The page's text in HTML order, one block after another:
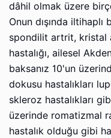
dâhil olmak üzere
Onun dışında
spondilit artrit, kristal
hastalığı, ailesel
baksanız 10'un
dokusu hastalıkları
skleroz hastalıkları
üzerinde romatizmal
hastalık olduğu gibi